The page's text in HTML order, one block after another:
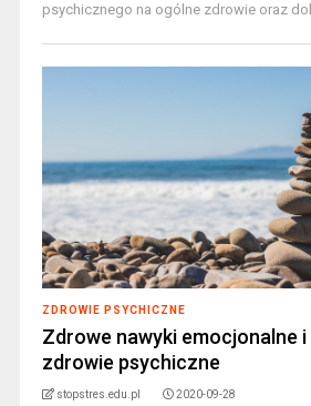
psychicznego na ogólne zdrowie oraz
ZDROWIE PSYCHICZNE
Zdrowe nawyki emocjonalne i
zdrowie psychiczne
stopstres.edu.pl 2020-09-28